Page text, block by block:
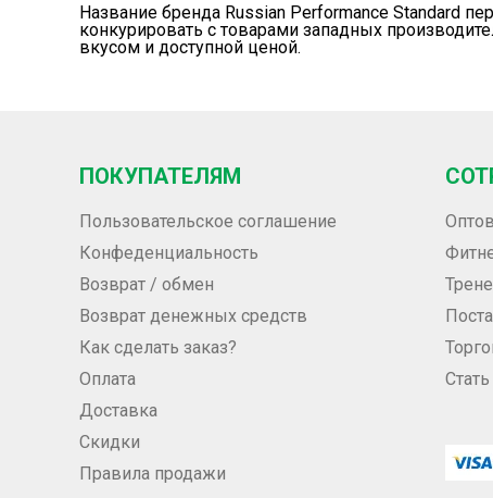
Название бренда Russian Performance Standard
конкурировать с товарами западных
вкусом и доступной ценой.
ПОКУПАТЕЛЯМ
Пользовательское соглашение
Конфеденциальность
Возврат / обмен
Возврат денежных средств
Как сделать заказ?
Оплата
Доставка
Скидки
Правила продажи